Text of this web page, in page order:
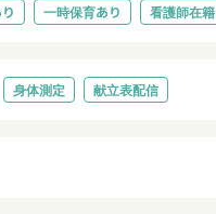
一時保育あり 看護師在籍
身体測定 献立表配信